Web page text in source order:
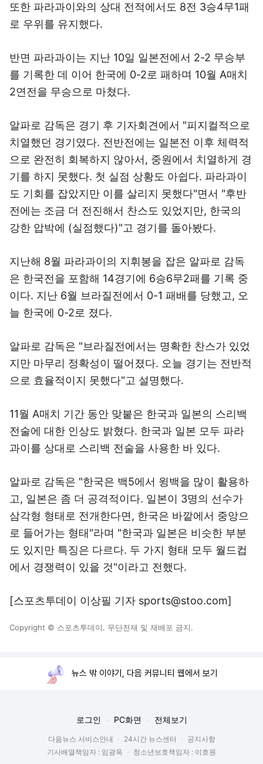
또한 파라과이와의 상대 전적에서도 8전 3승4무1패
로 우위를 유지했다.
반면 파라과이는 지난 10일 일본전에서 2-2 무승부
를 기록한 데 이어 한국에 0-2로 패하며 10월 A매치
2연전을 무승으로 마쳤다.
알파로 감독은 경기 후 기자회견에서 "피지컬적으로
치열했던 경기였다. 전반전에는 일본전 이후 체력적
으로 완전히 회복하지 않아서, 중원에서 치열하게 경
기를 하지 못했다. 첫 실점 상황도 아쉽다. 파라과이
도 기회를 잡았지만 이를 살리지 못했다"면서 "후반
전에는 조금 더 전진해서 찬스도 있었지만, 한국의
강한 압박에 (실점했다)"고 경기를 돌아봤다.
지난해 8월 파라과이의 지휘봉을 잡은 알파로 감독
은 한국전을 포함해 14경기에 6승6무2패를 기록 중
이다. 지난 6월 브라질전에서 0-1 패배를 당했고, 오
늘 한국에 0-2로 졌다.
알파로 감독은 "브라질전에서는 명확한 찬스가 있었
지만 마무리 정확성이 떨어졌다. 오늘 경기는 전반적
으로 효율적이지 못했다"고 설명했다.
11월 A매치 기간 동안 맞붙은 한국과 일본의 스리백
전술에 대한 인상도 밝혔다. 한국과 일본 모두 파라
과이를 상대로 스리백 전술을 사용한 바 있다.
알파로 감독은 "한국은 백5에서 윙백을 많이 활용하
고, 일본은 좀 더 공격적이다. 일본이 3명의 선수가
삼각형 형태로 전개한다면, 한국은 바깥에서 중앙으
로 들어가는 형태"라며 "한국과 일본은 비슷한 부분
도 있지만 특징은 다르다. 두 가지 형태 모두 월드컵
에서 경쟁력이 있을 것"이라고 전했다.
[스포츠투데이 이상필 기자 sports@stoo.com]
Copyright © 스포츠투데이. 무단전재 및 재배포 금지.
뉴스 밖 이야기, 다음 커뮤니티 웹에서 보기
로그인 PC화면 전체보기
다음뉴스 서비스안내 24시간 뉴스센터
공지사항
기사배열책임자 : 임광욱
청소년보호책임자 : 이호원